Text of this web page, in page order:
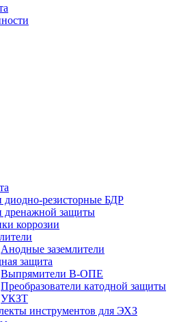
диодно-резисторные БДР
дренажной защиты
коррозии
Анодные заземлители
защита
Выпрямители В-ОПЕ
Преобразователи катодной защиты
УКЗТ
инструментов для ЭХЗ